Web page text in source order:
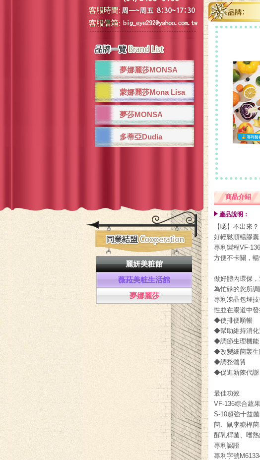
夢娜麗莎MONSA
蒙娜麗莎Mona Lisa
夢莎MONSA
多蒂亞Dudia
商品介紹
產品說明：
【嗯】不出來？
好輕鬆順暢膠
專利製程VF-
方便不卡關，暢
做好體內環保
為忙碌的您所
專利凍晶包埋
性並在腸道中發
◆使排便順暢
◆幫助維持消化
◆調節生理機能
◆改變細菌叢生
◆調整體質
◆促進新陳代謝
最佳功效
VF-136綜合蔬
S-10超強十益
菌、鼠李糖桿
酵乳桿菌、嗜
專利認證
專利字號
麗妍美粧館
薇菈美粧生活館
夢娜麗莎